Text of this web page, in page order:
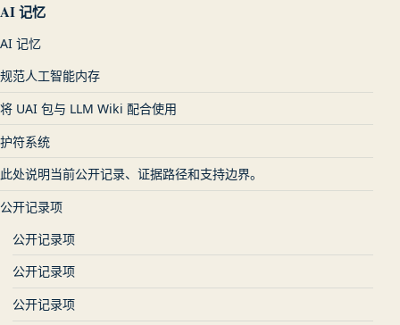
AI 记忆
AI 记忆
规范人工智能内存
将 UAI 包与 LLM Wiki 配合使用
护符系统
此处说明当前公开记录、证据路径和支持边界。
公开记录项
公开记录项
公开记录项
公开记录项